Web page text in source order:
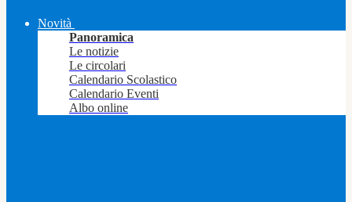
Novità
Panoramica
Le notizie
Le circolari
Calendario Scolastico
Calendario Eventi
Albo online